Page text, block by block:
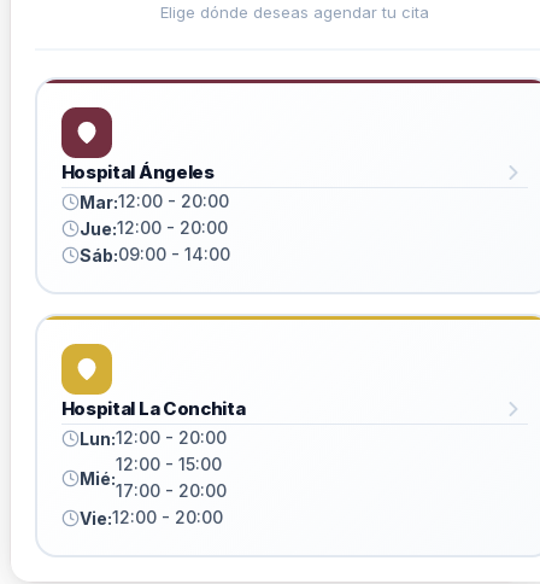
Elige dónde deseas agendar tu cita
Hospital Ángeles
Mar:12:00 - 20:00
Jue:12:00 - 20:00
Sáb:09:00 - 14:00
Hospital La Conchita
Lun:12:00 - 20:00
Mié:
12:00 - 15:00
17:00 - 20:00
Vie:12:00 - 20:00